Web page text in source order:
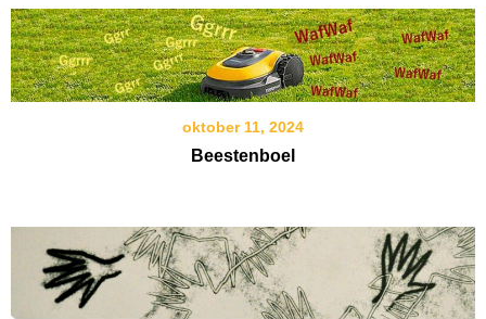
oktober 11, 2024
Beestenboel